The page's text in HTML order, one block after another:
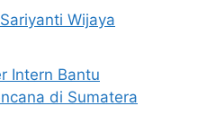
Sariyanti Wijaya